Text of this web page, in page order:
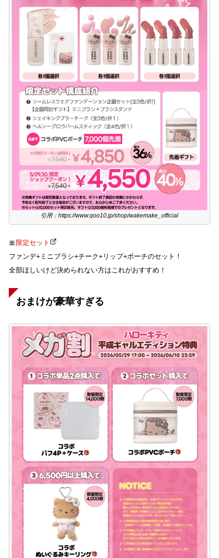
引用：https://www.qoo10.jp/shop/wakemake_official
🎀 限定セット
ファンデ+ミニブラシ+チーク+リップ+ポーチのセット！
全部ほしいけど決められない方はこれがおすすめ！
おまけが豪華すぎる